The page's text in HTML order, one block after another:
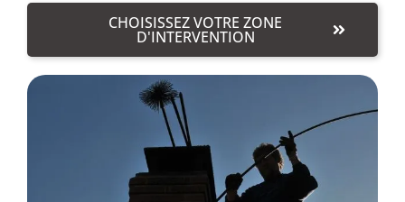
CHOISISSEZ VOTRE ZONE
D'INTERVENTION